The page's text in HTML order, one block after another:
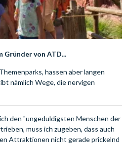
Gründer von ATD...
hassen aber langen
nämlich Wege, die nervigen
den "ungeduldigsten Menschen der
muss ich zugeben, dass auch
Attraktionen nicht gerade prickelnd